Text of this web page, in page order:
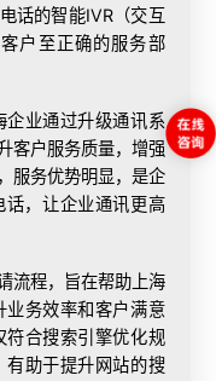
话的智能IVR（交互
户至正确的服务部
企业通过升级通讯系
客户服务质量，增强
服务优势明显，是企
，让企业通讯更高
流程，旨在帮助上海
业务效率和客户满意
符合搜索引擎优化规
有助于提升网站的搜